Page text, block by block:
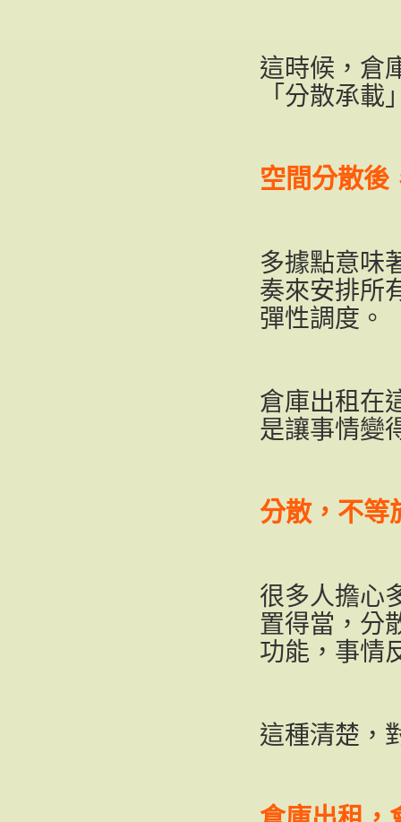
這時候，倉
「分散承載
空間分散後
多據點意味
奏來安排所
彈性調度。
倉庫出租在
是讓事情變
分散，不等
很多人擔心
置得當，分
功能，事情
這種清楚，